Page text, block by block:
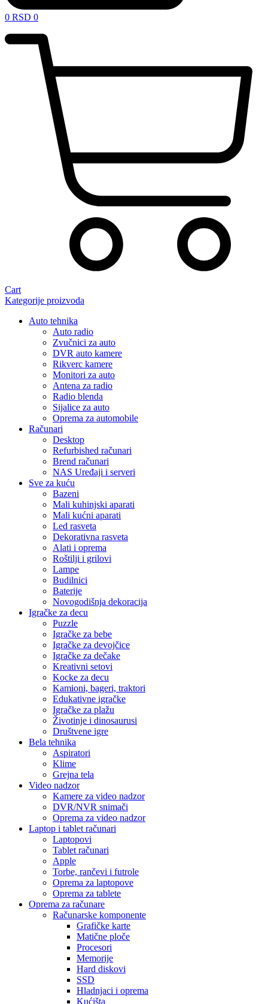
0 RSD 0
Cart
Kategorije proizvoda
Auto tehnika
Auto radio
Zvučnici za auto
DVR auto kamere
Rikverc kamere
Monitori za auto
Antena za radio
Radio blenda
Sijalice za auto
Oprema za automobile
Računari
Desktop
Refurbished računari
Brend računari
NAS Uređaji i serveri
Sve za kuću
Bazeni
Mali kuhinjski aparati
Mali kućni aparati
Led rasveta
Dekorativna rasveta
Alati i oprema
Roštilji i grilovi
Lampe
Budilnici
Baterije
Novogodišnja dekoracija
Igračke za decu
Puzzle
Igračke za bebe
Igračke za devojčice
Igračke za dečake
Kreativni setovi
Kocke za decu
Kamioni, bageri, traktori
Edukativne igračke
Igračke za plažu
Životinje i dinosaurusi
Društvene igre
Bela tehnika
Aspiratori
Klime
Grejna tela
Video nadzor
Kamere za video nadzor
DVR/NVR snimači
Oprema za video nadzor
Laptop i tablet računari
Laptopovi
Tablet računari
Apple
Torbe, rančevi i futrole
Oprema za laptopove
Oprema za tablete
Oprema za računare
Računarske komponente
Grafičke karte
Matične ploče
Procesori
Memorije
Hard diskovi
SSD
Hladnjaci i oprema
Kućišta